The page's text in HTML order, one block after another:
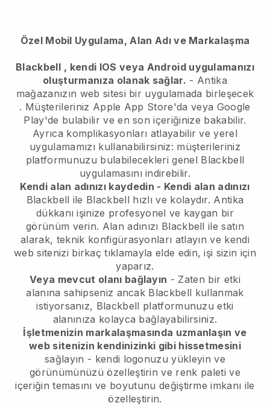
Özel Mobil Uygulama, Alan Adı ve Markalaşma
Blackbell , kendi IOS veya Android uygulamanızı
oluşturmanıza olanak sağlar. - Antika
mağazanızın web sitesi bir uygulamada birleşecek
. Müşterileriniz Apple App Store'da veya Google
Play'de bulabilir ve en son içeriğinize bakabilir.
Ayrıca komplikasyonları atlayabilir ve yerel
uygulamamızı kullanabilirsiniz: müşterileriniz
platformunuzu bulabilecekleri genel Blackbell
uygulamasını indirebilir.
Kendi alan adınızı kaydedin - Kendi alan adınızı
Blackbell ile Blackbell hızlı ve kolaydır. Antika
dükkanı işinize profesyonel ve kaygan bir
görünüm verin. Alan adınızı Blackbell ile satın
alarak, teknik konfigürasyonları atlayın ve kendi
web sitenizi birkaç tıklamayla elde edin, işi sizin için
yaparız.
Veya mevcut olanı bağlayın - Zaten bir etki
alanına sahipseniz ancak Blackbell kullanmak
istiyorsanız, Blackbell platformunuzu etki
alanınıza kolayca bağlayabilirsiniz.
İşletmenizin markalaşmasında uzmanlaşın ve
web sitenizin kendinizinki gibi hissetmesini
sağlayın - kendi logonuzu yükleyin ve
görünümünüzü özelleştirin ve renk paleti ve
içeriğin temasını ve boyutunu değiştirme imkanı ile
özelleştirin.